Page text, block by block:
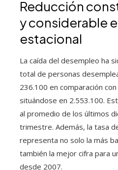
Reducción
y considerable
estacional
La caída del desempleo ha
total de personas
236.100 en comparación
situándose en 2.553.100.
al promedio de los últimos
trimestre. Además, la tasa
representa no solo la más
también la mejor cifra para
desde 2007.